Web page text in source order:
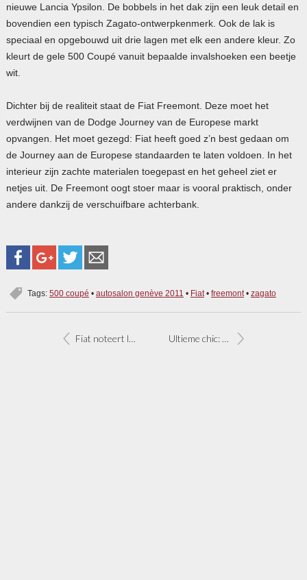
nieuwe Lancia Ypsilon. De bobbels in het dak zijn een leuk detail en
bovendien een typisch Zagato-ontwerpkenmerk. Ook de lak is
speciaal en opgebouwd uit drie lagen met elk een andere kleur. Zo
kleurt de gele 500 Coupé vanuit bepaalde invalshoeken een beetje
wit.
Dichter bij de realiteit staat de Fiat Freemont. Deze moet het
verdwijnen van de Dodge Journey van de Europese markt
opvangen. Het moet gezegd: Fiat heeft goed z’n best gedaan om
de Journey aan de Europese standaarden te laten voldoen. In het
interieur zijn zachte materialen toegepast en het geheel ziet er
netjes uit. De Freemont oogt stoer maar is vooral praktisch, onder
andere dankzij de verschuifbare achterbank.
Tags: 500 coupé • autosalon genève 2011 • Fiat• freemont• zagato
Fiat noteert laagste gemiddelde CO2-uitstoot Ultieme chic: Fiat 500 by Gucci